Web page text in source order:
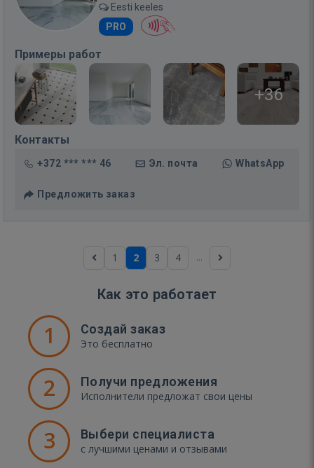
Eesti keeles
PRO
Примеры работ
+36
Контакты
+372 *** *** 46 Эл. почта WhatsApp
Предложить заказ
1 2 3 4 ...
Как это работает
1 Создай заказ
Это бесплатно
2 Получи предложения
Исполнители предложат свои цены
3 Выбери специалиста
с лучшими ценами и отзывами